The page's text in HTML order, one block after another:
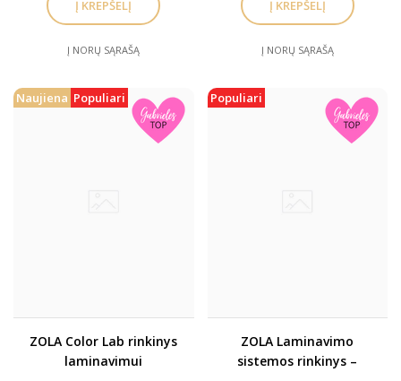
Į NORŲ SĄRAŠĄ Į NORŲ SĄRAŠĄ
Naujiena Populiari
ZOLA Color Lab rinkinys
laminavimui
Populiari
ZOLA Laminavimo
sistemos rinkinys –